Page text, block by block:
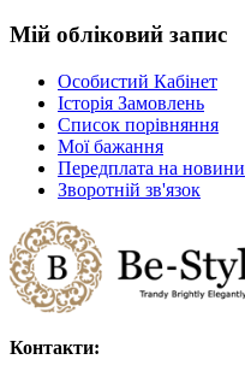
Мій обліковий запис
Особистий Кабінет
Історія Замовлень
Список порівняння
Мої бажання
Передплата на новини
Зворотній зв'язок
Контакти: